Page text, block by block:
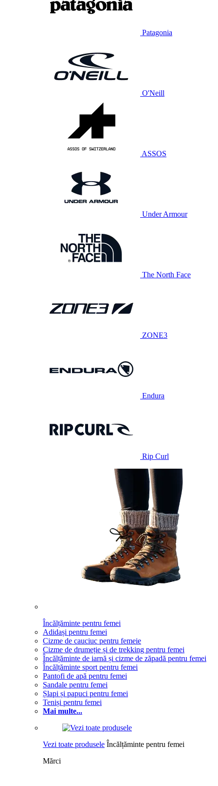
Patagonia
O'Neill
ASSOS
Under Armour
The North Face
ZONE3
Endura
Rip Curl
Încălțăminte pentru femei
Adidași pentru femei
Cizme de cauciuc pentru femeie
Cizme de drumeție și de trekking pentru femei
Încălțăminte de iarnă și cizme de zăpadă pentru femei
Încălțăminte sport pentru femei
Pantofi de apă pentru femei
Sandale pentru femei
Șlapi și papuci pentru femei
Teniși pentru femei
Mai multe...
Vezi toate produsele Încălțăminte pentru femei
Mărci